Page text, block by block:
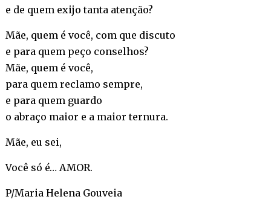
e de quem exijo tanta atenção?
Mãe, quem é você, com que discuto
e para quem peço conselhos?
Mãe, quem é você,
para quem reclamo sempre,
e para quem guardo
o abraço maior e a maior ternura.
Mãe, eu sei,
Você só é… AMOR.
P/Maria Helena Gouveia